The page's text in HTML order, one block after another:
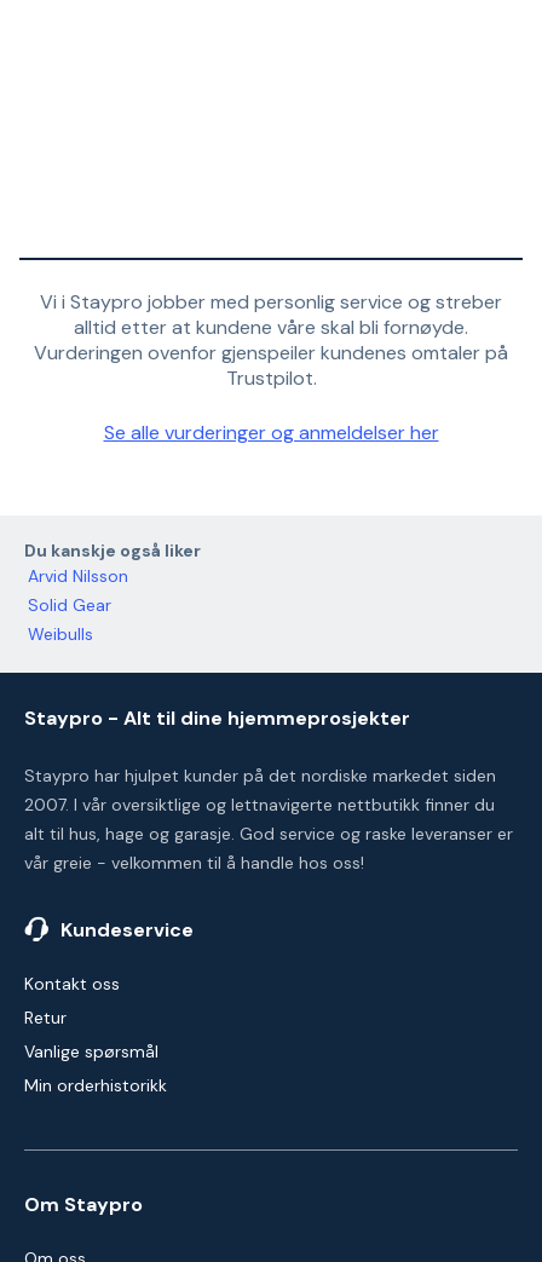
Vi i Staypro jobber med personlig service og streber
alltid etter at kundene våre skal bli fornøyde.
Vurderingen ovenfor gjenspeiler kundenes omtaler på
Trustpilot.
Se alle vurderinger og anmeldelser her
Du kanskje også liker
Arvid Nilsson
Solid Gear
Weibulls
Staypro - Alt til dine hjemmeprosjekter
Staypro har hjulpet kunder på det nordiske markedet siden
2007. I vår oversiktlige og lettnavigerte nettbutikk finner du
alt til hus, hage og garasje. God service og raske leveranser er
vår greie - velkommen til å handle hos oss!
Kundeservice
Kontakt oss
Retur
Vanlige spørsmål
Min orderhistorikk
Om Staypro